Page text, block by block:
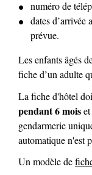
numéro de
dates d’arrivée
prévue.
Les enfants âgés
fiche d’un adulte
La fiche d'hôtel
pendant 6 mois
gendarmerie
automatique n'est
Un modèle de